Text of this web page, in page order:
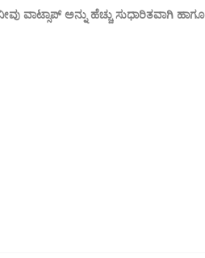
ವಾಟ್ಸಾಪ್ ಅನ್ನು ಹೆಚ್ಚು ಸುಧಾರಿತವಾಗಿ